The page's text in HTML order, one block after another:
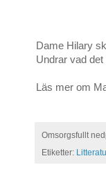
Dame Hilary
Undrar vad
Läs mer om
Omsorgsfullt
Etiketter: